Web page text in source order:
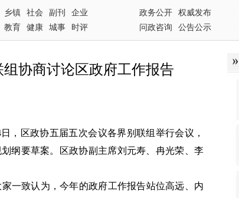
乡镇 社会 副刊
企业
教育 健康 城事 时评
政务公开
权威发布
问政咨询
公告公示
协商讨论区政府工作报告
，区政协五届五次会议各界别联组举行会议，
纲要草案。区政协副主席刘元寿、冉光荣、李
一致认为，今年的政府工作报告站位高远、内